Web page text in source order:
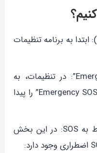
باز کردن تنظیمات (Settings): ابتدا به برنامه تنظیمات
انتخاب بخش “Emergency SOS”: در تنظیمات، به
پایین اسکرول کرده و گزینه “Emergency SOS” را پیدا
غیرفعال‌کردن گزینه‌های مربوط به SOS: در این بخش